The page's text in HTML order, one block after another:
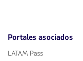
Portales asociados
LATAM Pass